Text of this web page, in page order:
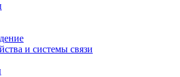
и системы связи